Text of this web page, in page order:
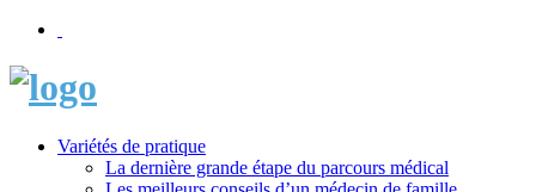
Variétés de pratique
La dernière grande étape du parcours médical